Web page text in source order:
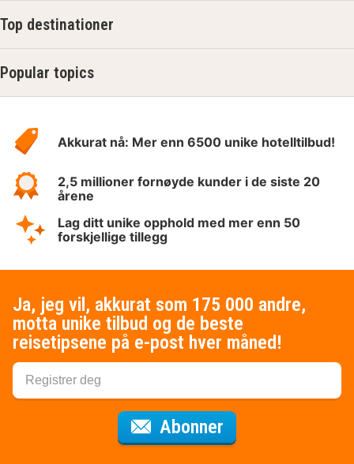
Top destinationer
Popular topics
Hotelspecials
Akkurat nå: Mer enn 6500 unike hotelltilbud!
2,5 millioner fornøyde kunder i de siste 20
årene
Lag ditt unike opphold med mer enn 50
forskjellige tillegg
Ja, jeg vil, akkurat som 175 000 andre,
motta unike tilbud og de beste
reisetipsene på e-post hver måned!
Abonner